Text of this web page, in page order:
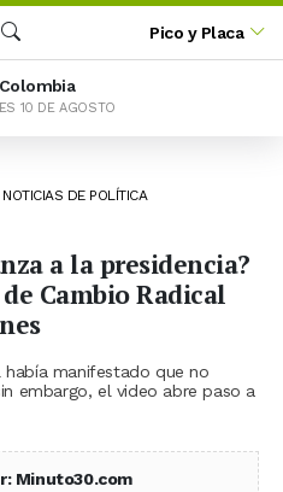
Buscar
Pico y Placa
Colombia
10 DE AGOSTO
NOTICIAS DE POLÍTICA
a la presidencia?
Cambio Radical
había manifestado que no
embargo, el video abre paso a
Minuto30.com